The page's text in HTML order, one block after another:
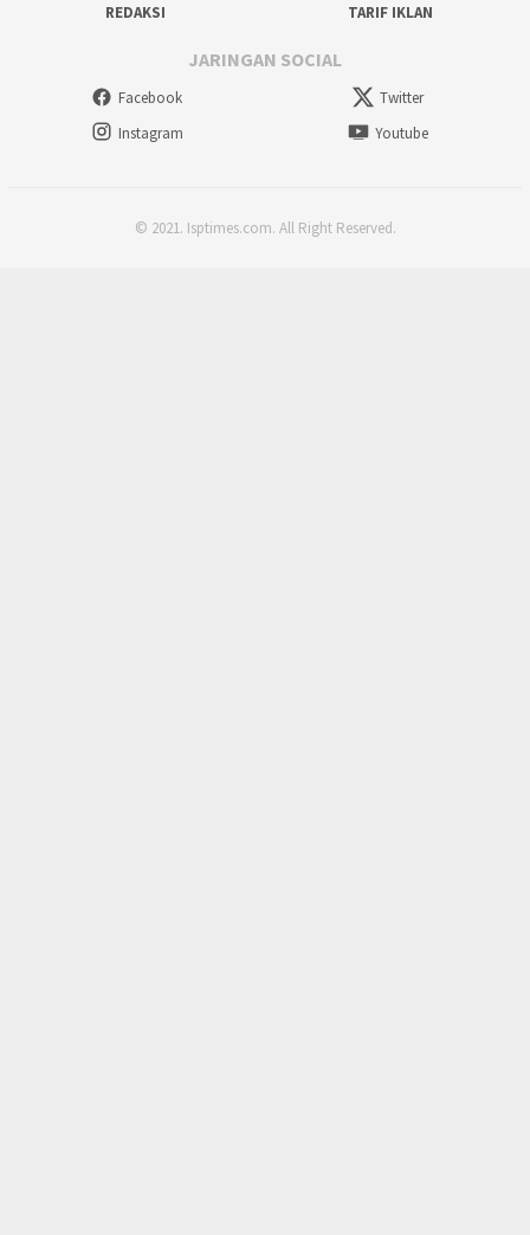
REDAKSI
TARIF IKLAN
JARINGAN SOCIAL
Facebook
Twitter
Instagram
Youtube
© 2021. Isptimes.com. All Right Reserved.